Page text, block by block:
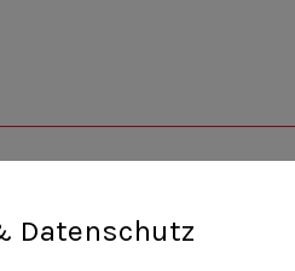
Datenschutz